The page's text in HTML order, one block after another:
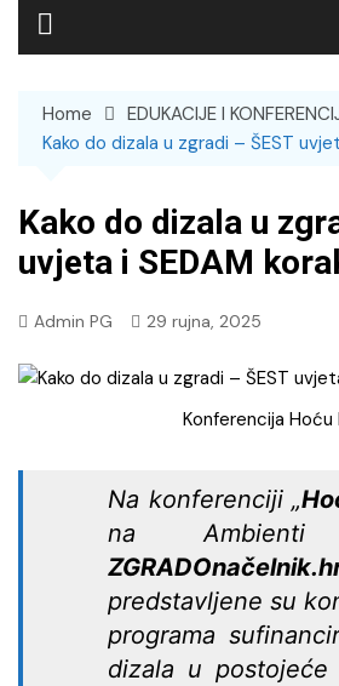
Home
EDUKACIJE I
Kako do dizala u zgradi – ŠEST
Kako do dizala u
uvjeta i SEDAM
Admin PG 29 rujna, 2025
Konferencija Hoću
Na konferenciji „
na Ambienti
predstavljene su
programa
dizala u postojeće